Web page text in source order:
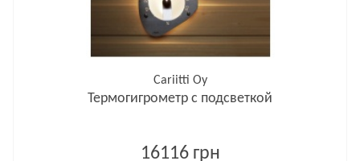
Cariitti Oy
Термогигрометр с подсветкой
16116 грн